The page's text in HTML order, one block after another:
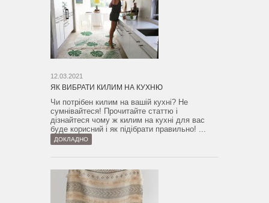
12.03.2021
ЯК ВИБРАТИ КИЛИМ НА КУХНЮ
Чи потрібен килим на вашій кухні? Не
сумнівайтеся! Прочитайте статтю і
дізнайтеся чому ж килим на кухні для вас
буде корисний і як підібрати правильно! ...
ДОКЛАДНО